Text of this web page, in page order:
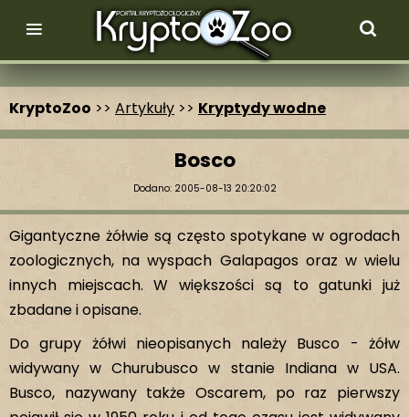
KryptoZoo >> Artykuły >> Kryptydy wodne
Bosco
Dodano: 2005-08-13 20:20:02
Gigantyczne żółwie są często spotykane w ogrodach
zoologicznych, na wyspach Galapagos oraz w wielu
innych miejscach. W większości są to gatunki już
zbadane i opisane.
Do grupy żółwi nieopisanych należy Busco - żółw
widywany w Churubusco w stanie Indiana w USA.
Busco, nazywany także Oscarem, po raz pierwszy